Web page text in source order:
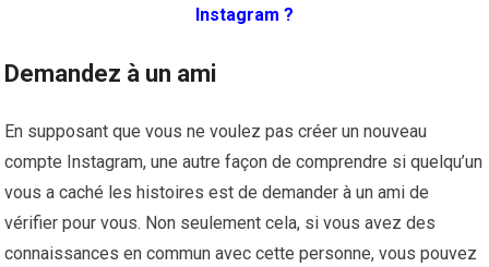
Instagram ?
Demandez à un ami
En supposant que vous ne voulez pas créer un nouveau
compte Instagram, une autre façon de comprendre si quelqu’un
vous a caché les histoires est de demander à un ami de
vérifier pour vous. Non seulement cela, si vous avez des
connaissances en commun avec cette personne, vous pouvez